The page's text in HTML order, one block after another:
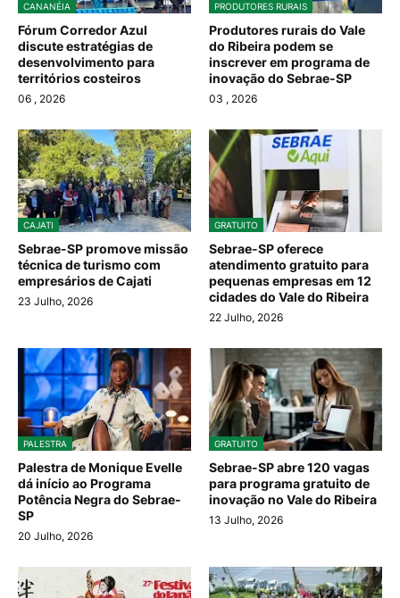
CANANÉIA
Fórum Corredor Azul
discute estratégias de
desenvolvimento para
territórios costeiros
06 , 2026
PRODUTORES RURAIS
Produtores rurais do Vale
do Ribeira podem se
inscrever em programa de
inovação do Sebrae-SP
03 , 2026
CAJATI
Sebrae-SP promove missão
técnica de turismo com
empresários de Cajati
23 Julho, 2026
GRATUITO
Sebrae-SP oferece
atendimento gratuito para
pequenas empresas em 12
cidades do Vale do Ribeira
22 Julho, 2026
PALESTRA
Palestra de Monique Evelle
dá início ao Programa
Potência Negra do Sebrae-
SP
20 Julho, 2026
GRATUITO
Sebrae-SP abre 120 vagas
para programa gratuito de
inovação no Vale do Ribeira
13 Julho, 2026